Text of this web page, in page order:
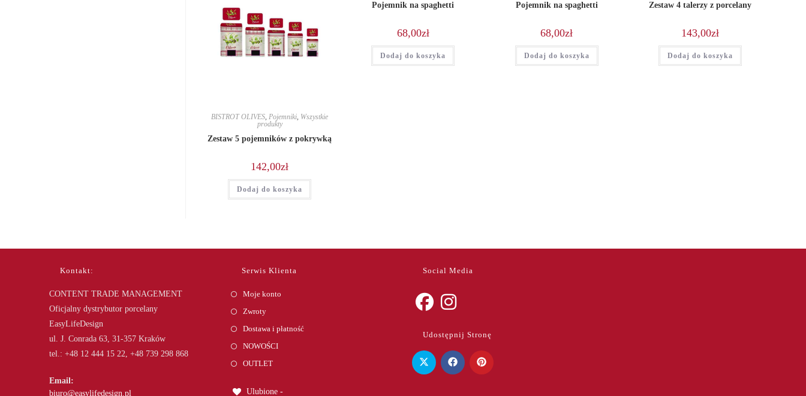
BISTROT OLIVES Pojemniki Wszystkie
produkty
Zestaw 5 pojemników z pokrywką
142,00zł
Dodaj do koszyka
Pojemnik na spaghetti
68,00zł
Dodaj do koszyka
Pojemnik na spaghetti
68,00zł
Dodaj do koszyka
Zestaw 4 talerzy z porcelany
143,00zł
Dodaj do koszyka
Kontakt:
CONTENT TRADE MANAGEMENT
Oficjalny dystrybutor porcelany
EasyLifeDesign
ul. J. Conrada 63, 31-357 Kraków
tel.: +48 12 444 15 22, +48 739 298 868
Email:
biuro@easylifedesign.pl
Serwis Klienta
Moje konto
Zwroty
Dostawa i płatność
NOWOŚCI
OUTLET
Ulubione -
Social Media
a
new
in
a
new
Udostępnij Stronę